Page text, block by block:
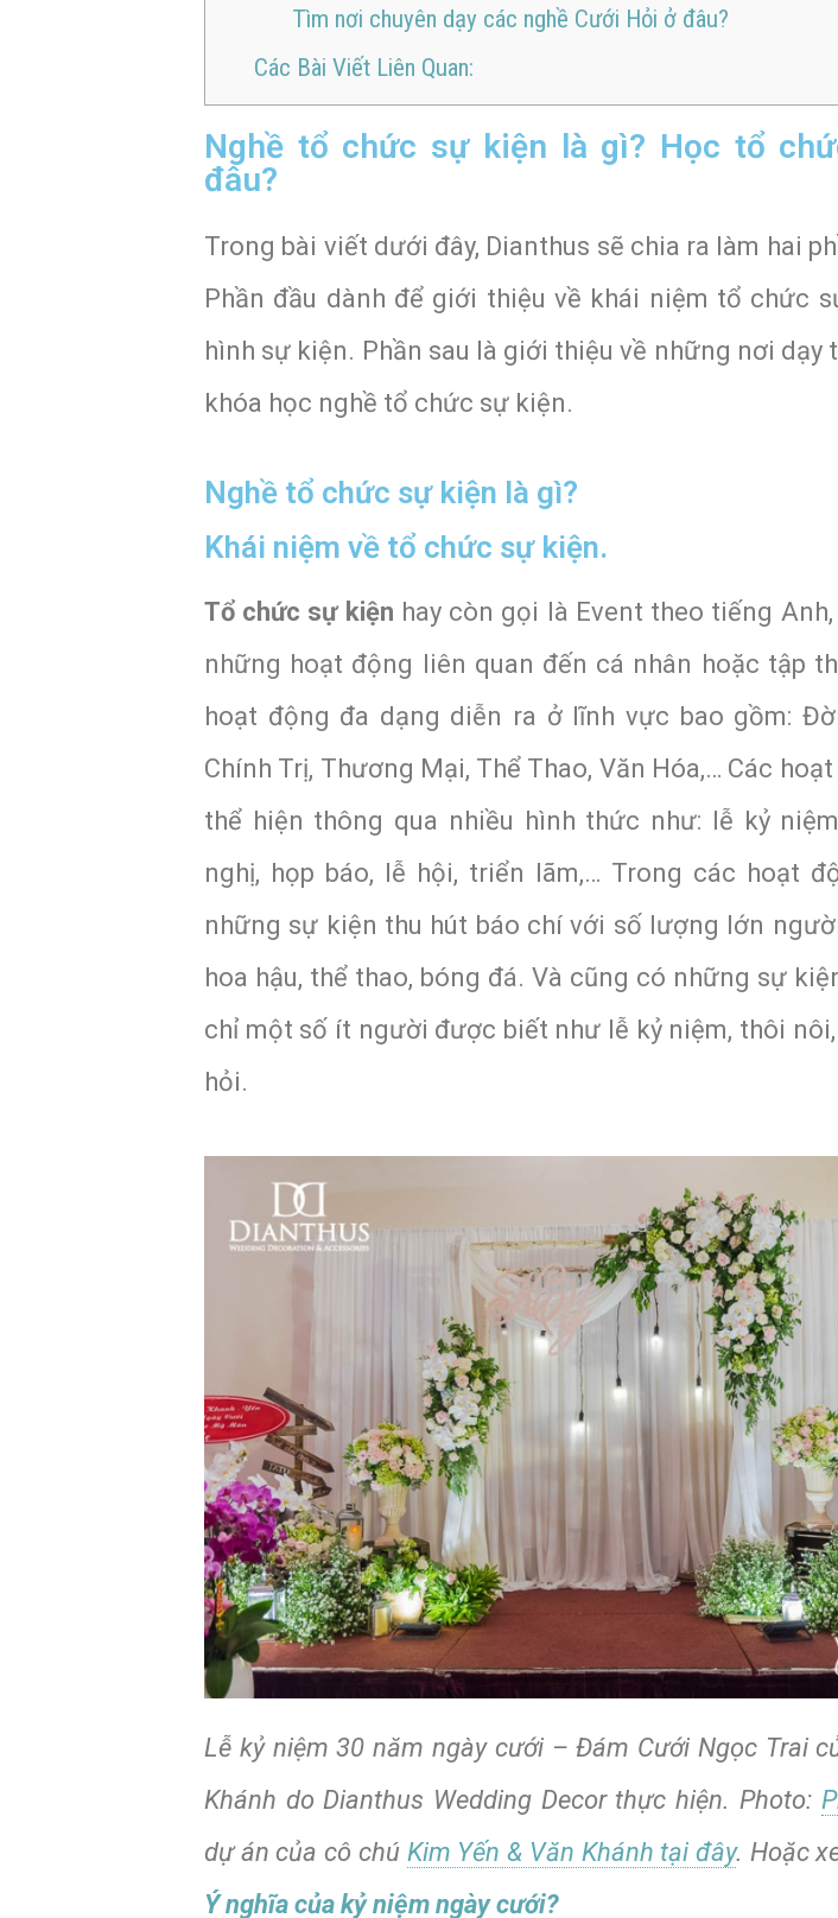
Tìm nơi chuyên dạy các nghề Cưới Hỏi ở đâu?
Các Bài Viết Liên Quan:
Nghề tổ chức sự kiện là gì? Học tổ
đâu?
Trong bài viết dưới đây, Dianthus sẽ chia ra làm hai
Phần đầu dành để giới thiệu về khái niệm tổ chức
hình sự kiện. Phần sau là giới thiệu về những nơi dạy
khóa học nghề tổ chức sự kiện.
Nghề tổ chức sự kiện là gì?
Khái niệm về tổ chức sự kiện.
Tổ chức sự kiện hay còn gọi là Event theo tiếng
những hoạt động liên quan đến cá nhân hoặc tập
hoạt động đa dạng diễn ra ở lĩnh vực bao gồm:
Chính Trị, Thương Mại, Thể Thao, Văn Hóa,… Các
thể hiện thông qua nhiều hình thức như: lễ kỷ
nghị, họp báo, lễ hội, triển lãm,… Trong các hoạt
những sự kiện thu hút báo chí với số lượng lớn
hoa hậu, thể thao, bóng đá. Và cũng có những sự
chỉ một số ít người được biết như lễ kỷ niệm, thôi
hỏi.
Lễ kỷ niệm 30 năm ngày cưới – Đám Cưới Ngọc Trai
Khánh do Dianthus Wedding Decor thực hiện. Photo:
dự án của cô chú Kim Yến & Văn Khánh tại đây. Hoặc
Ý nghĩa của kỷ niệm ngày cưới?